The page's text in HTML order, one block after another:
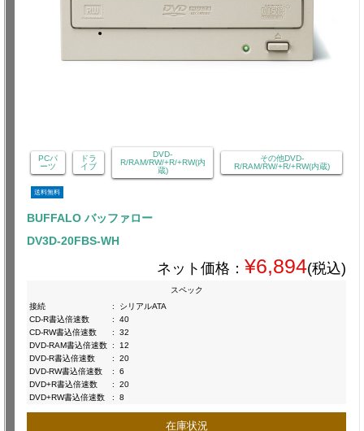
PCパ
ーツ
ドラ
イブ
DVD-
R/RAM/RW/+R/+RW(内
蔵)
その他DVD-
R/RAM/RW/+R/+RW(内蔵)
送料無料
BUFFALO バッファロー
DV3D-20FBS-WH
ネット価格： ¥6,894(税込)
スペック
接続
:
シリアルATA
CD-R書込倍速数
:
40
CD-RW書込倍速数
:
32
DVD-RAM書込倍速数 :
12
DVD-R書込倍速数
:
20
DVD-RW書込倍速数
:
6
DVD+R書込倍速数
:
20
DVD+RW書込倍速数
: 8
在庫状況